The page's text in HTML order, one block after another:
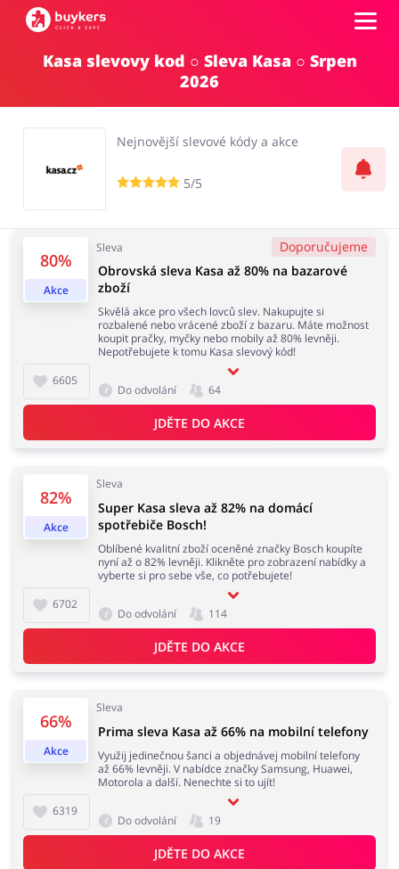
Kancelářské potřeby
Šperky a hodinky
Pro děti Dům, interiér a zahrada
Finance a pojištění Počítače foto a elektronika
Auto Oblečení, obuv a doplňky
Dárky a gadgety Sport a hobby
Domácnost a spotřebiče Turistika a cestování
Obchody
Kasa slevovy kod ○ Sleva Kasa ○ Srpen
2026
Nejnovější slevové kódy a akce
5/5
80%
Akce
Sleva Doporučujeme
6605
Obrovská sleva Kasa až 80% na bazarové
zboží
Skvělá akce pro všech lovců slev. Nakupujte si
rozbalené nebo vrácené zboží z bazaru. Máte možnost
koupit pračky, myčky nebo mobily až 80% levněji.
Nepotřebujete k tomu Kasa slevový kód!
Do odvolání 64
JDĚTE DO AKCE
82%
Akce
Sleva
6702
Super Kasa sleva až 82% na domácí
spotřebiče Bosch!
Oblíbené kvalitní zboží oceněné značky Bosch koupíte
nyní až o 82% levněji. Klikněte pro zobrazení nabídky a
vyberte si pro sebe vše, co potřebujete!
Do odvolání 114
JDĚTE DO AKCE
66%
Akce
Sleva
6319
Prima sleva Kasa až 66% na mobilní telefony
Využij jedinečnou šanci a objednávej mobilní telefony
až 66% levněji. V nabídce značky Samsung, Huawei,
Motorola a další. Nenechte si to ujít!
Do odvolání 19
JDĚTE DO AKCE